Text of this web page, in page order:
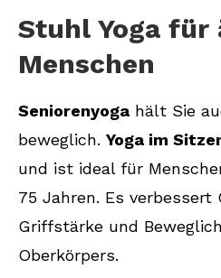
Stuhl Yoga für
Menschen
Seniorenyoga hält Sie
beweglich. Yoga im
und ist ideal für
75 Jahren. Es verbessert
Griffstärke und
Oberkörpers.